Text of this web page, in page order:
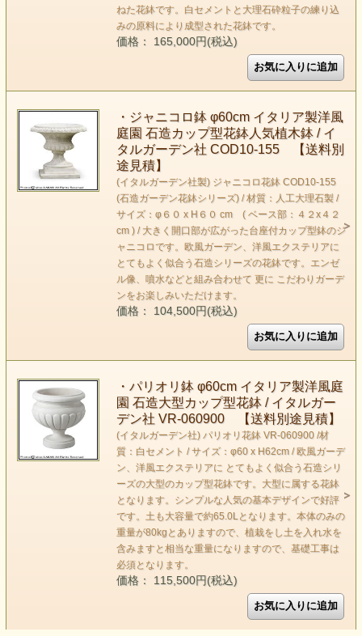
ねた花鉢です。白セメントと大理石砕粒子の練り込
みの原料により成型された花鉢です。
価格： 165,000円(税込)
・ジャニコロ鉢 φ60cm イタリア製洋風
庭園 石造カップ型花鉢人気植木鉢 / イ
タルガーデン社 COD10-155 【送料別
途見積】
(イタルガーデン社製) ジャニコロ花鉢 COD10-155
(石造ガーデン花鉢シリーズ) / 材質：人工大理石製 /
サイズ：φ６０ x H６０ cm ( ベース部：４２x４２
cm ) / 大きく開口部が広がった台座付カップ型鉢のジ
ャニコロです。欧風ガーデン、洋風エクステリアに
とてもよく似合う石造シリーズの花鉢です。エンゼ
ル像、噴水などと組み合わせて 更に こだわりガーデ
ンをお楽しみいただけます。
価格： 104,500円(税込)
・パリオリ鉢 φ60cm イタリア製洋風庭
園 石造大型カップ型花鉢 / イタルガー
デン社 VR-060900 【送料別途見積】
(イタルガーデン社) パリオリ花鉢 VR-060900 /材
質：白セメント / サイズ：φ60 x H62cm / 欧風ガーデ
ン、洋風エクステリアに とてもよく似合う石造シリ
ーズの大型のカップ型花鉢です。大型に属する花鉢
となります。シンプルな人気の基本デザインで好評
です。土も大容量で約65.0Lとなります。本体のみの
重量が80kgとありますので、植栽をし土を入れ水を
含みますと相当な重量になりますので、基礎工事は
必須となります。
価格： 115,500円(税込)